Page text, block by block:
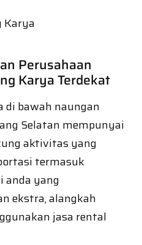
Perusahaan
Karya Terdekat
di bawah naungan
Selatan mempunyai
aktivitas yang
termasuk
anda yang
ekstra, alangkah
jasa rental